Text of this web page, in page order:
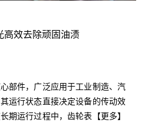
高效去除顽固油渍
部件，广泛应用于工业制造、汽
运行状态直接决定设备的传动效
期运行过程中，齿轮表面易附着
【更多】